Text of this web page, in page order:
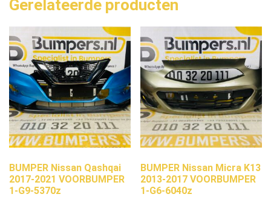
Gerelateerde producten
BUMPER Nissan Qashqai
2017-2021 VOORBUMPER
1-G9-5370z
BUMPER Nissan Micra K13
2013-2017 VOORBUMPER
1-G6-6040z